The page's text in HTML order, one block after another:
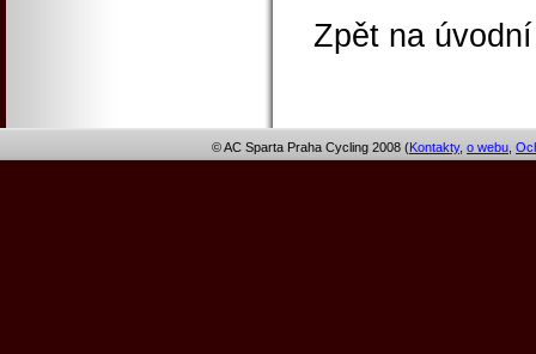
Zpět na
© AC Sparta Praha Cycling 2008 (Kontakty, o webu